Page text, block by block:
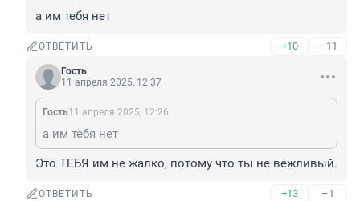
а им тебя нет
ОТВЕТИТЬ +10 –11
Гость
11 апреля 2025, 12:37
Гость11 апреля 2025, 12:26
а им тебя нет
Это ТЕБЯ им не жалко, потому что ты не вежливый.
ОТВЕТИТЬ +13 –1